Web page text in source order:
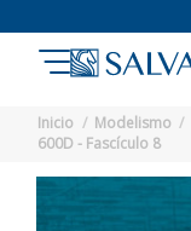
Inicio Modelismo
600D - Fascículo 8